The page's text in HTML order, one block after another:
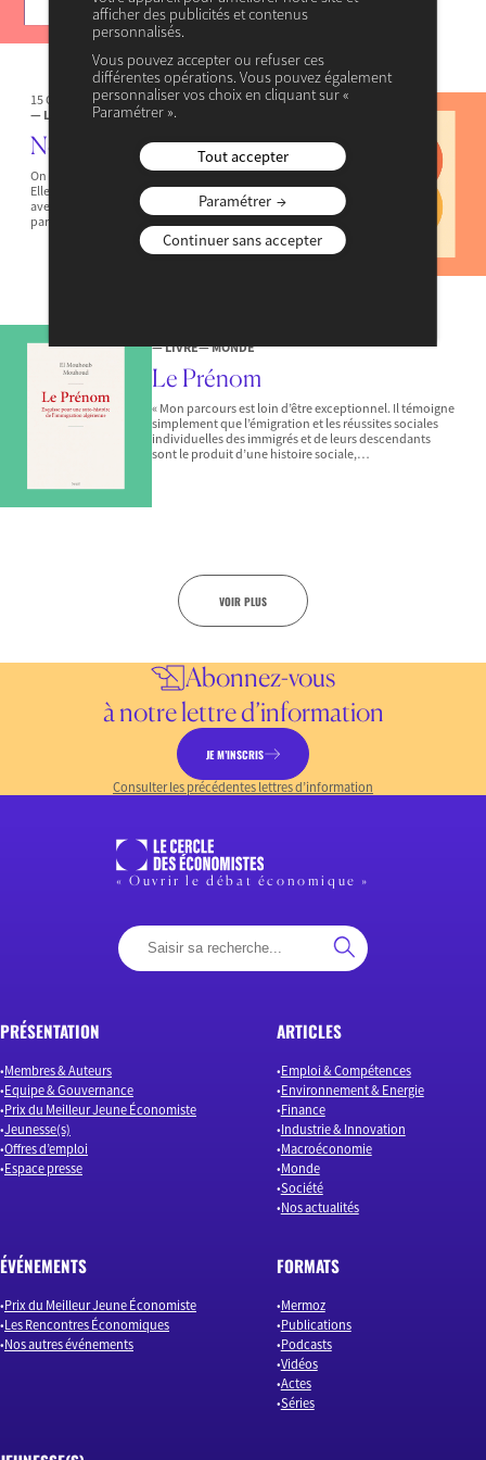
15 OCTOBRE 2025
— LIVRE
— MONDE
Négligences
On a tort de négliger la négligence, car elle est partout.
Elle est devenue un phénomène économique majeur
avec le développement des plateformes numériques
par lesquelles nous accédons…
— LIVRE— MONDE
Le Prénom
« Mon parcours est loin d’être exceptionnel. Il témoigne
simplement que l’émigration et les réussites sociales
individuelles des immigrés et de leurs descendants
sont le produit d’une histoire sociale,…
VOIR PLUS
Abonnez-vous
à notre lettre d’information
JE M’INSCRIS
Consulter les précédentes lettres d’information
« Ouvrir le débat économique »
PRÉSENTATION
Membres & Auteurs
Equipe & Gouvernance
Prix du Meilleur Jeune Économiste
Jeunesse(s)
Offres d’emploi
Espace presse
ARTICLES
Emploi & Compétences
Environnement & Energie
Finance
Industrie & Innovation
Macroéconomie
Monde
Société
Nos actualités
ÉVÉNEMENTS
Prix du Meilleur Jeune Économiste
Les Rencontres Économiques
Nos autres événements
FORMATS
Mermoz
Publications
Podcasts
Vidéos
Actes
Séries
afficher des publicités et contenus
personnalisés.
Vous pouvez accepter ou refuser ces
différentes opérations. Vous pouvez également
personnaliser vos choix en cliquant sur «
Paramétrer ».
Tout accepter
Paramétrer
Continuer sans accepter